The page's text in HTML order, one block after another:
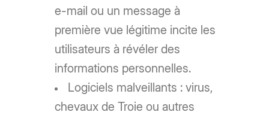
e-mail ou un message à
première vue légitime incite les
utilisateurs à révéler des
informations personnelles.
Logiciels malveillants : virus,
chevaux de Troie ou autres